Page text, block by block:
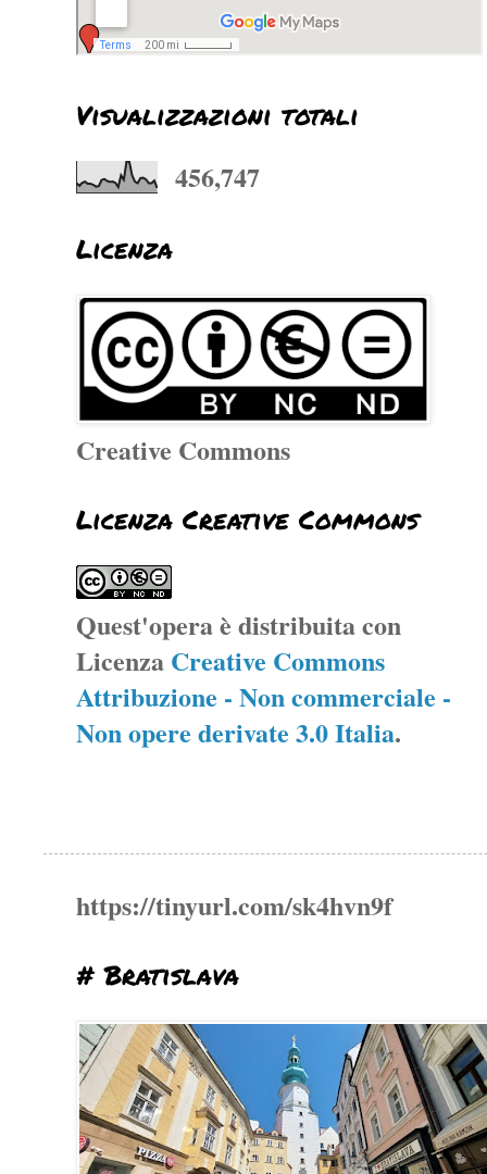
Visualizzazioni totali
456,747
Licenza
Creative Commons
Licenza Creative Commons
Quest'opera è distribuita con
Licenza Creative Commons
Attribuzione - Non commerciale -
Non opere derivate 3.0 Italia.
https://tinyurl.com/sk4hvn9f
# Bratislava